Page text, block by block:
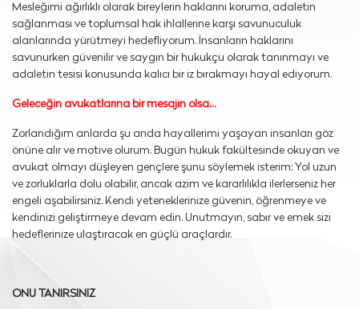
Mesleğimi ağırlıklı olarak bireylerin haklarını koruma, adaletin
sağlanması ve toplumsal hak ihlallerine karşı savunuculuk
alanlarında yürütmeyi hedefliyorum. İnsanların haklarını
savunurken güvenilir ve saygın bir hukukçu olarak tanınmayı ve
adaletin tesisi konusunda kalıcı bir iz bırakmayı hayal ediyorum.
Geleceğin avukatlarına bir mesajın olsa…
Zorlandığım anlarda şu anda hayallerimi yaşayan insanları göz
önüne alır ve motive olurum. Bugün hukuk fakültesinde okuyan ve
avukat olmayı düşleyen gençlere şunu söylemek isterim: Yol uzun
ve zorluklarla dolu olabilir, ancak azim ve kararlılıkla ilerlerseniz her
engeli aşabilirsiniz. Kendi yeteneklerinize güvenin, öğrenmeye ve
kendinizi geliştirmeye devam edin. Unutmayın, sabır ve emek sizi
hedeflerinize ulaştıracak en güçlü araçlardır.
ONU TANIRSINIZ